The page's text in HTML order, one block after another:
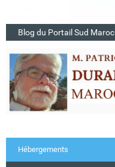
Blog du Portail Sud Maroc
Hébergements